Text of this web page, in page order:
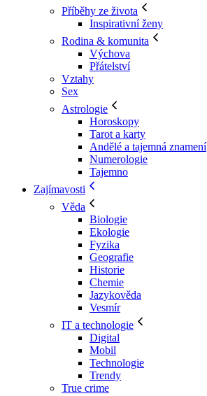
Příběhy ze života
Inspirativní ženy
Rodina & komunita
Výchova
Přátelství
Vztahy
Sex
Astrologie
Horoskopy
Tarot a karty
Andělé a tajemná znamení
Numerologie
Tajemno
Zajímavosti
Věda
Biologie
Ekologie
Fyzika
Geografie
Historie
Chemie
Jazykověda
Vesmír
IT a technologie
Digital
Mobil
Technologie
Trendy
True crime